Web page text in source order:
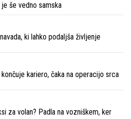
še vedno samska
ki lahko podaljša življenje
končuje kariero, čaka na operacijo srca
za volan? Padla na vozniškem, ker